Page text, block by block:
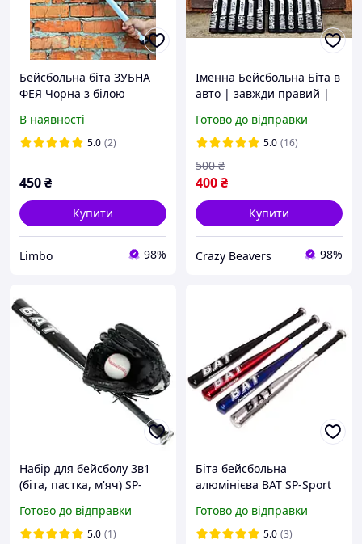
Бейсбольна біта ЗУБНА
ФЕЯ Чорна з білою
В наявності
5.0 (2)
450₴
Купити
Limbo 98%
Іменна Бейсбольна Біта в
авто | завжди правий |
, в наявності!
Готово до відправки
5.0 (16)
400₴
500 ₴
Купити
Crazy Beavers 98%
Набір для бейсболу 3в1
(біта, пастка, м'яч) SP-
Готово до відправки
5.0 (1)
Біта бейсбольна
алюмінієва BAT SP-Sport
кольори
Готово до відправки
5.0 (3)